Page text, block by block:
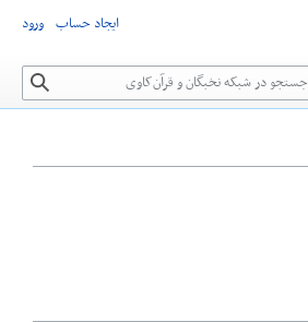
ایجاد حساب ورود